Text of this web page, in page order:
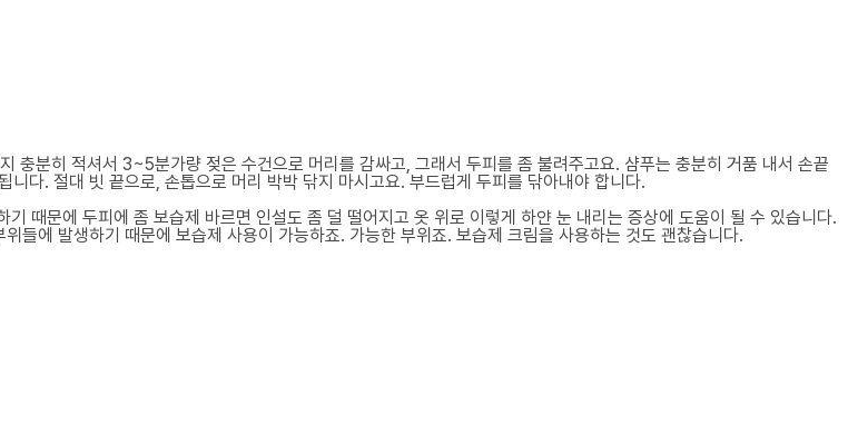
충분히 적셔서 3~5분가량 젖은 수건으로 머리를 감싸고, 그래서 두피를 좀 불려주고요. 샴푸는 충분히 거품 내서 손끝
다. 절대 빗 끝으로, 손톱으로 머리 박박 닦지 마시고요. 부드럽게 두피를 닦아내야 합니다.
때문에 두피에 좀 보습제 바르면 인설도 좀 덜 떨어지고 옷 위로 이렇게 하얀 눈 내리는 증상에 도움이 될 수 있습니다.
들에 발생하기 때문에 보습제 사용이 가능하죠. 가능한 부위죠. 보습제 크림을 사용하는 것도 괜찮습니다.